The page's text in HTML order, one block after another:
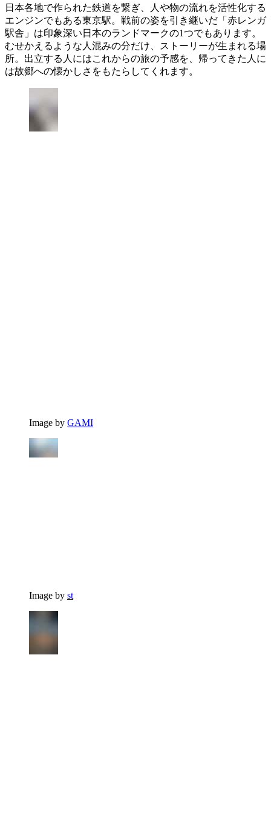
日本各地で作られた鉄道を繋ぎ、人や物の流れを活性化する
エンジンでもある東京駅。戦前の姿を引き継いだ「赤レンガ
駅舎」は印象深い日本のランドマークの1つでもあります。
むせかえるような人混みの分だけ、ストーリーが生まれる場
所。出立する人にはこれからの旅の予感を、帰ってきた人に
は故郷への懐かしさをもたらしてくれます。
Image by GAMI
Image by st